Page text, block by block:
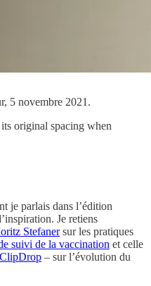
5 novembre 2021.
original spacing when
je parlais dans l’édition
Je retiens
Stefanersur les pratiques
suivi de la vaccination et celle
ClipDrop – sur l’évolution du